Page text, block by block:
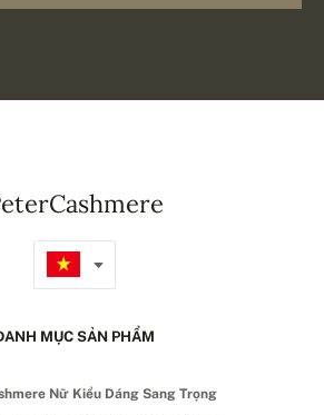
MỤC SẢN PHẨM
Nữ Kiểu Dáng Sang Trọng